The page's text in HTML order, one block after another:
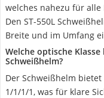
welches nahezu für
Den ST-550L
Breite und im Umfang
Welche optische
Schweißhelm?
Der Schweißhelm
1/1/1/1, was für klare